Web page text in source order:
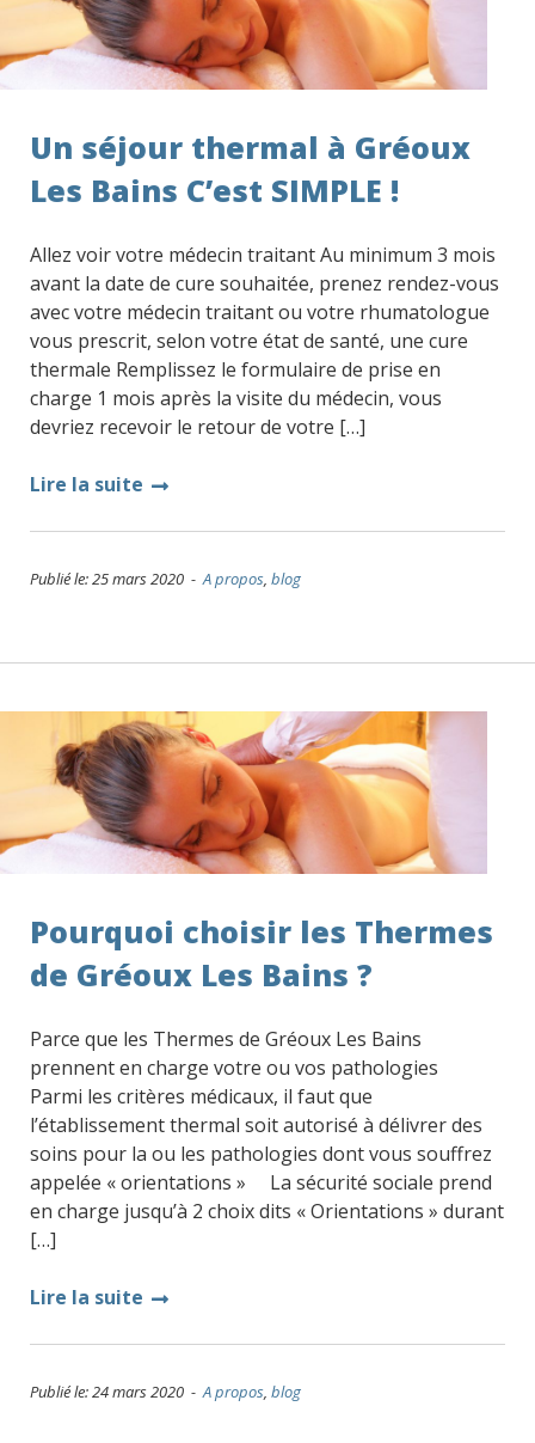
Un séjour thermal à Gréoux
Les Bains C’est SIMPLE !
Allez voir votre médecin traitant Au minimum 3 mois
avant la date de cure souhaitée, prenez rendez-vous
avec votre médecin traitant ou votre rhumatologue
vous prescrit, selon votre état de santé, une cure
thermale Remplissez le formulaire de prise en
charge 1 mois après la visite du médecin, vous
devriez recevoir le retour de votre […]
Lire la suite
Publié le: 25 mars 2020 -A propos, blog
Pourquoi choisir les Thermes
de Gréoux Les Bains ?
Parce que les Thermes de Gréoux Les Bains
prennent en charge votre ou vos pathologies
Parmi les critères médicaux, il faut que
l’établissement thermal soit autorisé à délivrer des
soins pour la ou les pathologies dont vous souffrez
appelée « orientations » La sécurité sociale prend
en charge jusqu’à 2 choix dits « Orientations » durant
[…]
Lire la suite
Publié le: 24 mars 2020 -A propos, blog